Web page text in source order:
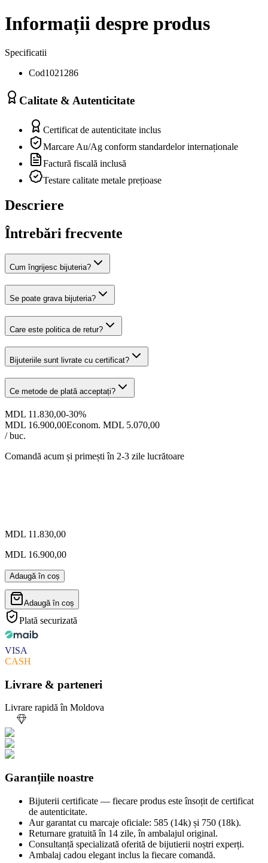
Informații despre produs
Specificatii
Cod1021286
Calitate & Autenticitate
Certificat de autenticitate inclus
Marcare Au/Ag conform standardelor internaționale
Factură fiscală inclusă
Testare calitate metale prețioase
Descriere
Întrebări frecvente
Cum îngrijesc bijuteria?
Se poate grava bijuteria?
Care este politica de retur?
Bijuteriile sunt livrate cu certificat?
Ce metode de plată acceptați?
MDL 11.830,00-30%
MDL 16.900,00Econom. MDL 5.070,00
/ buc.
Comandă acum și primești în 2-3 zile lucrătoare
MDL 11.830,00
MDL 16.900,00
Adaugă în coș
Adaugă în coș
Plată securizată
VISA
CASH
Livrare & parteneri
Livrare rapidă în Moldova
Garanțiile noastre
Bijuterii certificate — fiecare produs este însoțit de certificat
de autenticitate.
Aur garantat cu marcaje oficiale: 585 (14k) și 750 (18k).
Returnare gratuită în 14 zile, în ambalajul original.
Consultanță specializată oferită de bijutierii noștri experți.
Ambalaj cadou elegant inclus la fiecare comandă.